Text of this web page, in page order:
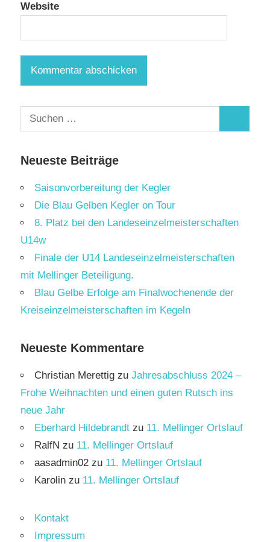
Website
Suchen
nach:
Neueste Beiträge
Saisonvorbereitung der Kegler
Die Blau Gelben Kegler on Tour
8. Platz bei den Landeseinzelmeisterschaften
U14w
Finale der U14 Landeseinzelmeisterschaften
mit Mellinger Beteiligung.
Blau Gelbe Erfolge am Finalwochenende der
Kreiseinzelmeisterschaften im Kegeln
Neueste Kommentare
Christian Merettig zu Jahresabschluss 2024 –
Frohe Weihnachten und einen guten Rutsch ins
neue Jahr
Eberhard Hildebrandt zu 11. Mellinger Ortslauf
RalfN zu 11. Mellinger Ortslauf
aasadmin02 zu 11. Mellinger Ortslauf
Karolin zu 11. Mellinger Ortslauf
Kontakt
Impressum